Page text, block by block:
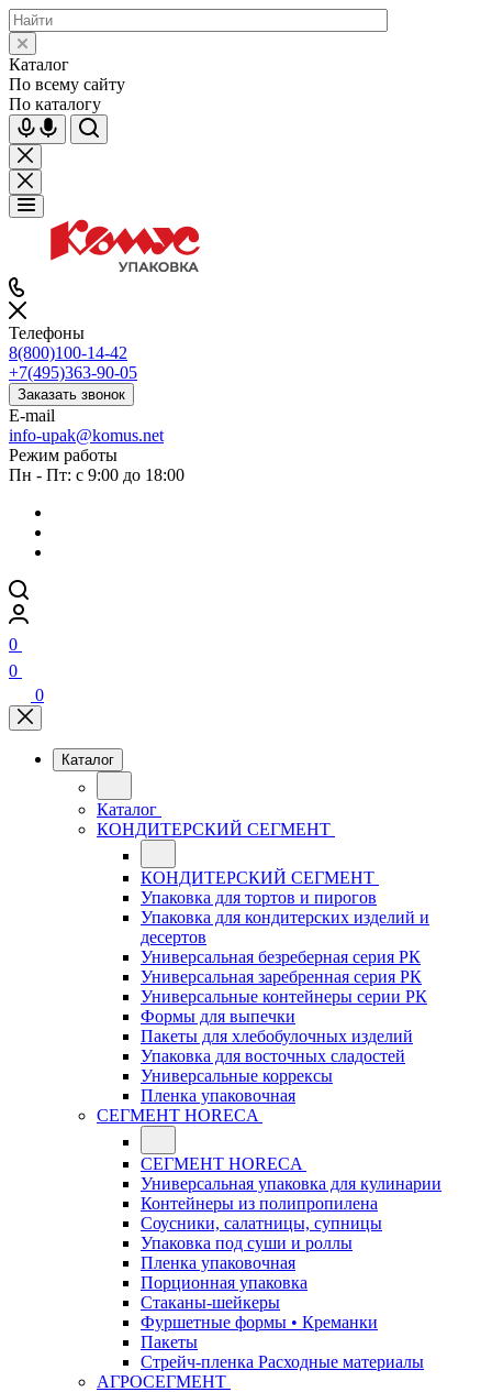
Каталог
По всему сайту
По каталогу
Телефоны
8(800)100-14-42
+7(495)363-90-05
Заказать звонок
E-mail
info-upak@komus.net
Режим работы
Пн - Пт: с 9:00 до 18:00
0
0
0
Каталог
Каталог
КОНДИТЕРСКИЙ СЕГМЕНТ
КОНДИТЕРСКИЙ СЕГМЕНТ
Упаковка для тортов и пирогов
Упаковка для кондитерских изделий и
десертов
Универсальная безреберная серия РК
Универсальная заребренная серия РК
Универсальные контейнеры серии РК
Формы для выпечки
Пакеты для хлебобулочных изделий
Упаковка для восточных сладостей
Универсальные коррексы
Пленка упаковочная
СЕГМЕНТ HORECA
СЕГМЕНТ HORECA
Универсальная упаковка для кулинарии
Контейнеры из полипропилена
Соусники, салатницы, супницы
Упаковка под суши и роллы
Пленка упаковочная
Порционная упаковка
Стаканы-шейкеры
Фуршетные формы • Креманки
Пакеты
Стрейч-пленка Расходные материалы
АГРОСЕГМЕНТ